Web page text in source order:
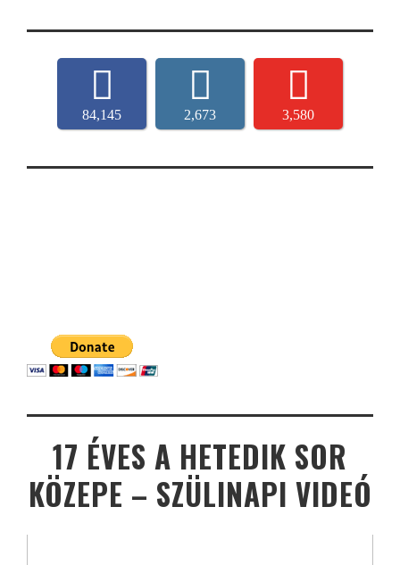
84,145 2,673 3,580
17 ÉVES A HETEDIK SOR
KÖZEPE – SZÜLINAPI VIDEÓ